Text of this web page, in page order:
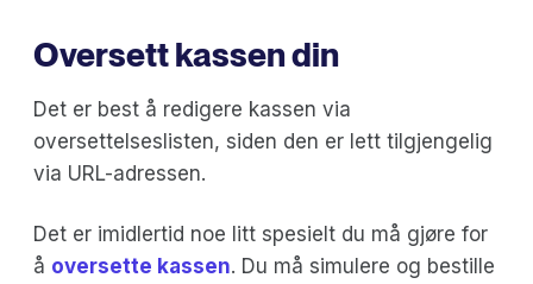
Oversett kassen din
Det er best å redigere kassen via
oversettelseslisten, siden den er lett tilgjengelig
via URL-adressen.
Det er imidlertid noe litt spesielt du må gjøre for
å oversette kassen. Du må simulere og bestille